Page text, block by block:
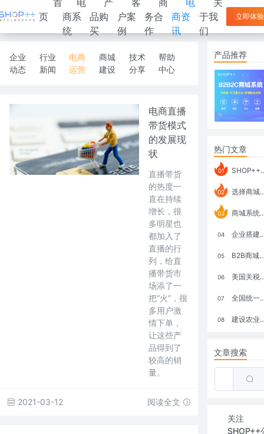
首
页
电
商系
统
产
品购
买
客
户案
例
商
务合
作
电
商资
讯
关
于我
们
立即体验
企业
动态
行业
新闻
电商
运营
商城
建设
技术
分享
帮助
中心
电商直播
带货模式
的发展现
状
直播带货
的热度一
直在持续
增长，很
多明星也
都加入了
直播的行
列，给直
播带货市
场添了一
把“火”，很
多用户激
情下单，
让这些产
品得到了
较高的销
量。
2021-03-12 阅读全文
产品推荐
热门文章
01 SHOP++ B2B2C V9.1 全新发布 新亮点
02 选择商城系统要考虑哪些问题？
03 商城系统如何打通跨境电商模式？
04 企业搭建积分商城系统要注意什么？
05 B2B商城系统搭建：开发语言、功能、优势分析
06 美国关税政策冲击全球电商格局：五大类平台受重创，转型与自救成关键
07 全国统一大市场：电商如何掘金新蓝海？
08 建设农业强国，网上商城来助力！
文章搜索
关注
SHOP++